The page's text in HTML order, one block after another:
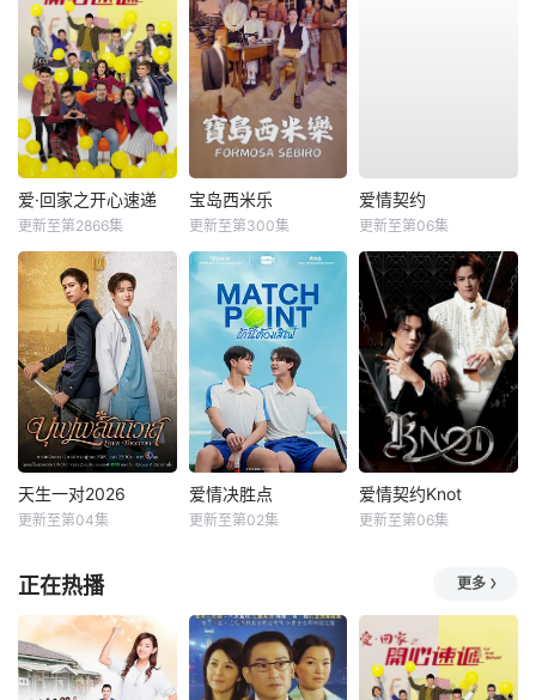
爱·回家之开心速递
更新至第2866集
宝岛西米乐
更新至第300集
爱情契约
更新至第06集
天生一对2026
更新至第04集
爱情决胜点
更新至第02集
爱情契约Knot
更新至第06集
正在热播 更多